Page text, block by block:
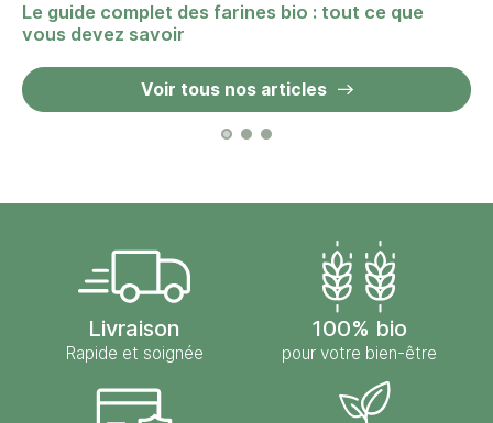
Le guide complet des farines bio : tout ce que
vous devez savoir
Voir tous nos articles
Livraison
Rapide et soignée
100% bio
pour votre bien-être